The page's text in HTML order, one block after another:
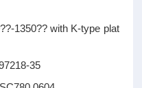
??-1350?? with K-type plat
35